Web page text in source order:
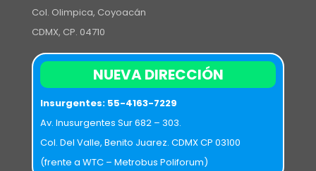
Col. Olimpica, Coyoacán
CDMX, CP. 04710
NUEVA DIRECCIÓN
Insurgentes: 55-4163-7229
Av. Inusurgentes Sur 682 – 303.
Col. Del Valle, Benito Juarez. CDMX CP 03100
(frente a WTC – Metrobus Poliforum)